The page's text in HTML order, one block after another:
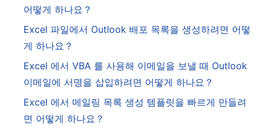
어떻게 하나요？
Excel 파일에서 Outlook 배포 목록을 생성하려면 어떻
게 하나요？
Excel 에서 VBA 를 사용해 이메일을 보낼 때 Outlook
이메일에 서명을 삽입하려면 어떻게 하나요？
Excel 에서 메일링 목록 생성 템플릿을 빠르게 만들려
면 어떻게 하나요？